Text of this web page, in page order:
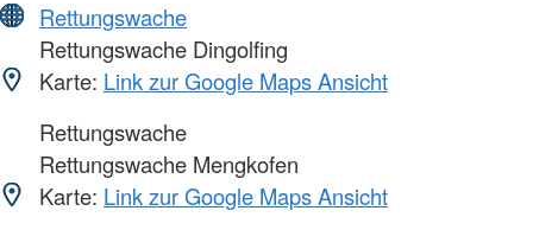
Rettungswache
Rettungswache Dingolfing
Karte: Link zur Google Maps Ansicht
Rettungswache
Rettungswache Mengkofen
Karte: Link zur Google Maps Ansicht